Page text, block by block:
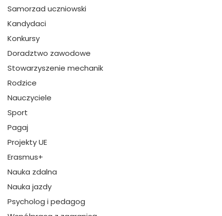
Samorzad uczniowski
Kandydaci
Konkursy
Doradztwo zawodowe
Stowarzyszenie mechanik
Rodzice
Nauczyciele
Sport
Pagaj
Projekty UE
Erasmus+
Nauka zdalna
Nauka jazdy
Psycholog i pedagog